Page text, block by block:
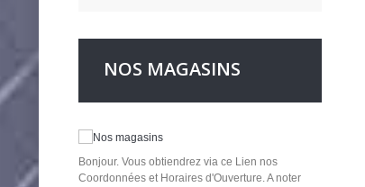
NOS MAGASINS
Bonjour. Vous obtiendrez via ce Lien nos
Coordonnées et Horaires d'Ouverture. A noter